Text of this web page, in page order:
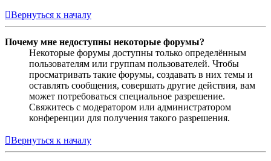
Вернуться к началу
Почему мне недоступны некоторые форумы?
Некоторые форумы доступны только определённым
пользователям или группам пользователей. Чтобы
просматривать такие форумы, создавать в них темы и
оставлять сообщения, совершать другие действия, вам
может потребоваться специальное разрешение.
Свяжитесь с модератором или администратором
конференции для получения такого разрешения.
Вернуться к началу